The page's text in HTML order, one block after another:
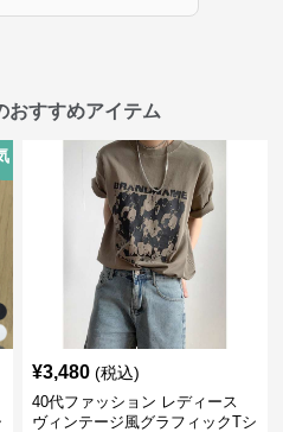
おすすめアイテム
¥3,480 (税込)
40代ファッション レディース
ヴィンテージ風グラフィックTシ